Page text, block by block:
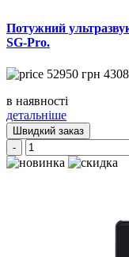
Потужний
SG-Pro.
52950 грн
в наявності
детальніше
Швидкий заказ
-